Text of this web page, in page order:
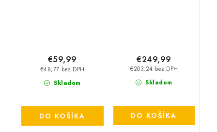
Skladom
€48,77 bez DPH
€59,99
DO KOŠÍKA
Skladom
€203,24 bez DPH
€249,99
DO KOŠÍKA